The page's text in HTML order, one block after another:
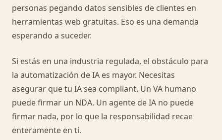
personas pegando datos sensibles de clientes en
herramientas web gratuitas. Eso es una demanda
esperando a suceder.
Si estás en una industria regulada, el obstáculo para
la automatización de IA es mayor. Necesitas
asegurar que tu IA sea compliant. Un VA humano
puede firmar un NDA. Un agente de IA no puede
firmar nada, por lo que la responsabilidad recae
enteramente en ti.